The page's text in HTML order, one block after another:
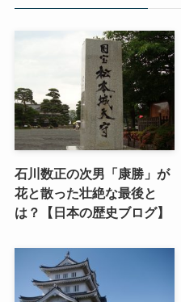
石川数正の次男「康勝」が
花と散った壮絶な最後と
は？【日本の歴史ブログ】